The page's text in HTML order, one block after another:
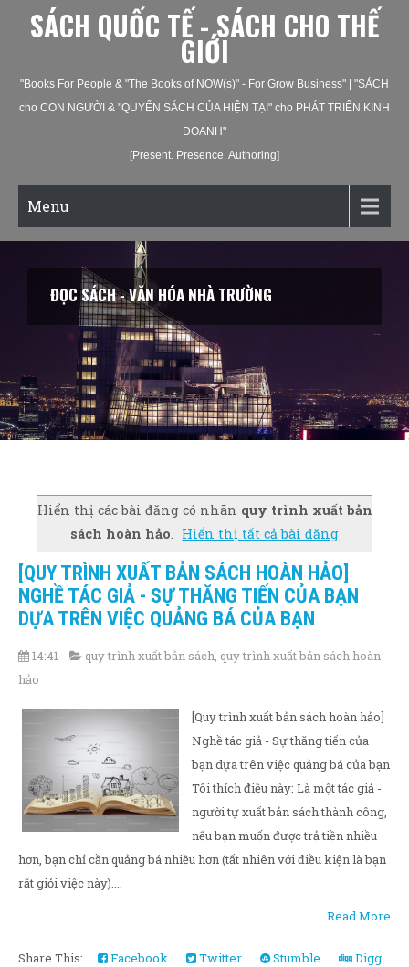
SÁCH QUỐC TẾ - SÁCH CHO THẾ
GIỚI
"Books For People & "The Books of NOW(s)" - For Grow Business" | "SÁCH
cho CON NGƯỜI & "QUYỂN SÁCH CỦA HIỆN TẠI" cho PHÁT TRIỂN KINH
DOANH"
[Present. Presence. Authoring]
Menu
ĐỌC SÁCH - VĂN HÓA NHÀ TRƯỜNG
Hiển thị các bài đăng có nhãn quy trình xuất bản
sách hoàn hảo. Hiển thị tất cả bài đăng
[QUY TRÌNH XUẤT BẢN SÁCH HOÀN HẢO]
NGHỀ TÁC GIẢ - SỰ THĂNG TIẾN CỦA BẠN
DỰA TRÊN VIỆC QUẢNG BÁ CỦA BẠN
14:41 quy trình xuất bản sách quy trình xuất bản sách hoàn
hảo
[Quy trình xuất bản sách hoàn hảo]
Nghề tác giả - Sự thăng tiến của
bạn dựa trên việc quảng bá của bạn
Tôi thích điều này: Là một tác giả -
người tự xuất bản sách thành công,
nếu bạn muốn được trả tiền nhiều
hơn, bạn chỉ cần quảng bá nhiều hơn (tất nhiên với điều kiện là bạn
rất giỏi việc này)....
Read More
Share This: Facebook Twitter Stumble Digg